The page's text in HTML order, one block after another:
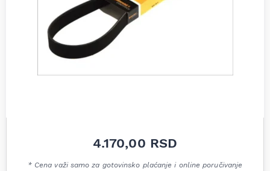
4.170,00 RSD
* Cena važi samo za gotovinsko plaćanje i online poručivanje